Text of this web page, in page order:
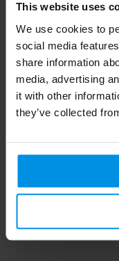
This website uses
We use cookies to
social media
share information
media, advertising
it with other
they’ve collected
Gewicht
Maat
Materiaal
Kleur
Hoogte